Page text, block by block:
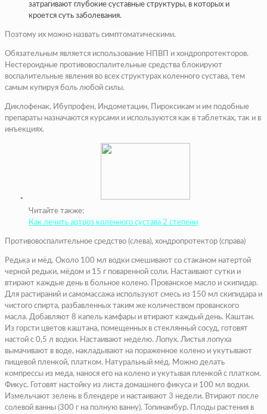
затрагивают глубокие суставные структуры, в которых и
кроется суть заболевания.
Поэтому их можно назвать симптоматическими.
Обязательным является использование НПВП и хондропротекторов.
Нестероидные противовоспалительные средства блокируют
воспалительные явления во всех структурах коленного сустава, тем
самым купируя боль любой силы.
Диклофенак, Ибупрофен, Индометацин, Пироксикам и им подобные
препараты назначаются курсами и используются как в таблетках, так и в
инъекциях.
Читайте также:
Как лечить артроз коленного сустава 2 степени
Противовоспалительное средство (слева), хондропротектор (справа)
Редька и мёд. Около 100 мл водки смешивают со стаканом натертой
черной редьки, мёдом и 15 г поваренной соли. Настаивают сутки и
втирают каждые день в больное колено. Прованское масло и скипидар.
Для растираний и самомассажа используют смесь из 150 мл скипидара и
чистого спирта, разбавленных таким же количеством прованского
масла. Добавляют 8 капель камфары и втирают каждый день. Каштан.
Из горсти цветов каштана, помещенных в стеклянный сосуд, готовят
настой с 0,5 л водки. Настаивают неделю. Лопух. Листья лопуха
вымачивают в воде, накладывают на пораженное колено и укутывают
пищевой пленкой, платком. Натуральный мёд. Можно делать
компрессы из меда, нанося его на колено и укутывая пленкой с платком.
Фикус. Готовят настойку из листа домашнего фикуса и 100 мл водки.
Измельчают зелень в блендере и настаивают 3 недели. Втирают после
солевой ванны (300 г на полную ванну). Топинамбур. Плоды растения в